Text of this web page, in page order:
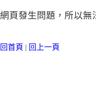
網頁發生問題，所以無
回首頁 | 回上一頁